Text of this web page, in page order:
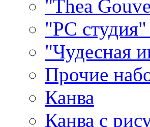
"Thea
"РС
"Чудесная
Прочие
Канва
Канва с